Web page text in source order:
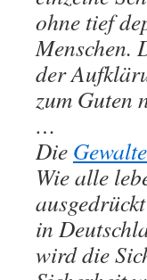
ohne tief
Menschen.
der
zum Guten
…
Die
Wie alle
in
wird die